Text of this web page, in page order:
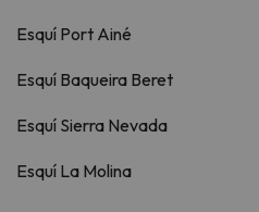
Esquí Port Ainé
Esquí Baqueira Beret
Esquí Sierra Nevada
Esquí La Molina